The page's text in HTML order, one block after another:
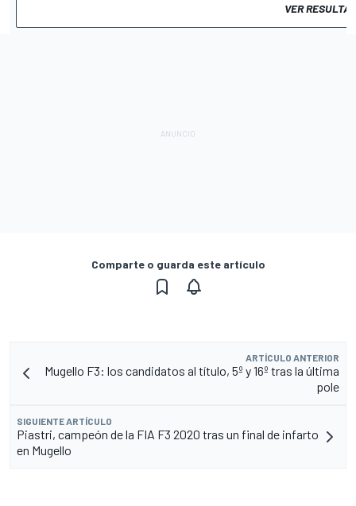
VER
Comparte o guarda este artículo
ARTÍCULO ANTERIOR
Mugello F3: los candidatos al título, 5º y 16º tras la última
pole
SIGUIENTE ARTÍCULO
Piastri, campeón de la FIA F3 2020 tras un final de infarto
en Mugello